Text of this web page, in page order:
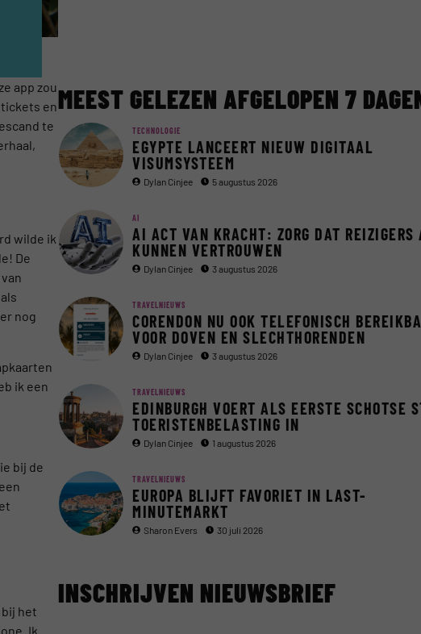
app zou
en
te
wilde ik
De
nog
ik een
bij de
het
Ik
MEEST GELEZEN AFGELOPEN 7
TECHNOLOGIE
EGYPTE LANCEERT NIEUW DIGITAAL
VISUMSYSTEEM
Dylan Cinjee 5 augustus 2026
AI
AI ACT VAN KRACHT: ZORG DAT REIZIGERS
KUNNEN VERTROUWEN
Dylan Cinjee 3 augustus 2026
TRAVELNIEUWS
CORENDON NU OOK TELEFONISCH
VOOR DOVEN EN SLECHTHORENDEN
Dylan Cinjee 3 augustus 2026
TRAVELNIEUWS
EDINBURGH VOERT ALS EERSTE SCHOTSE
TOERISTENBELASTING IN
Dylan Cinjee 1 augustus 2026
TRAVELNIEUWS
EUROPA BLIJFT FAVORIET IN LAST-
MINUTEMARKT
Sharon Evers 30 juli 2026
INSCHRIJVEN NIEUWSBRIEF